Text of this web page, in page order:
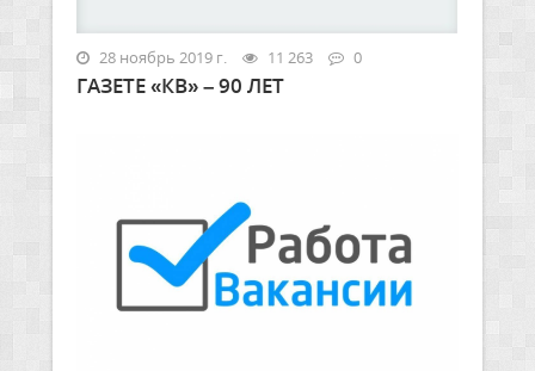
28 ноябрь 2019 г. 11 263 0
ГАЗЕТЕ «КВ» – 90 ЛЕТ